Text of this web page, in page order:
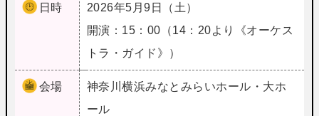
日時
2026年5月9日（土）
開演：15：00（14：20より《オーケス
トラ・ガイド》）
会場 神奈川横浜みなとみらいホール・大ホ
ール